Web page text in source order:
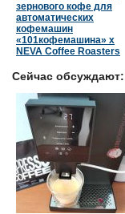
зернового кофе для
автоматических
кофемашин
«101кофемашина» х
NEVA Coffee Roasters
Сейчас обсуждают: